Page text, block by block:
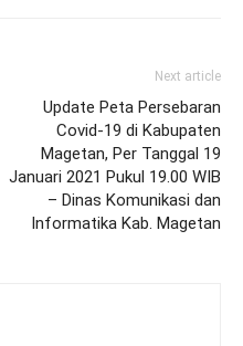
Next article
Update Peta Persebaran
Covid-19 di Kabupaten
Magetan, Per Tanggal 19
Januari 2021 Pukul 19.00 WIB
– Dinas Komunikasi dan
Informatika Kab. Magetan